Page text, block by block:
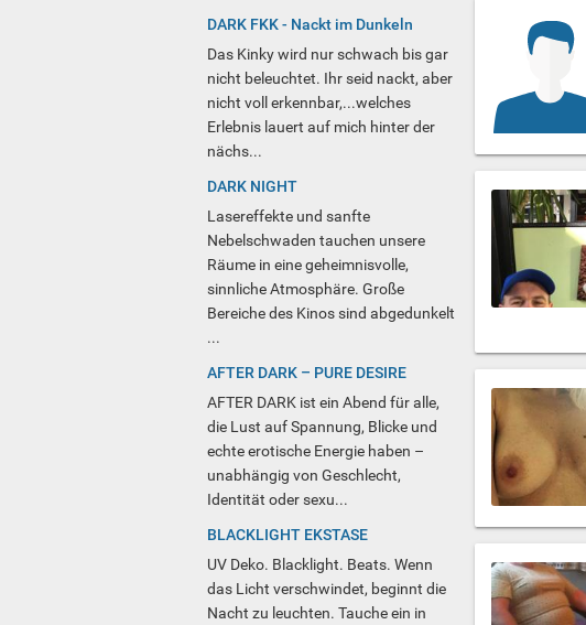
DARK FKK - Nackt im Dunkeln
Das Kinky wird nur schwach bis gar
nicht beleuchtet. Ihr seid nackt, aber
nicht voll erkennbar,...welches
Erlebnis lauert auf mich hinter der
nächs...
DARK NIGHT
Lasereffekte und sanfte
Nebelschwaden tauchen unsere
Räume in eine geheimnisvolle,
sinnliche Atmosphäre. Große
Bereiche des Kinos sind abgedunkelt
...
AFTER DARK – PURE DESIRE
AFTER DARK ist ein Abend für alle,
die Lust auf Spannung, Blicke und
echte erotische Energie haben –
unabhängig von Geschlecht,
Identität oder sexu...
BLACKLIGHT EKSTASE
UV Deko. Blacklight. Beats. Wenn
das Licht verschwindet, beginnt die
Nacht zu leuchten. Tauche ein in